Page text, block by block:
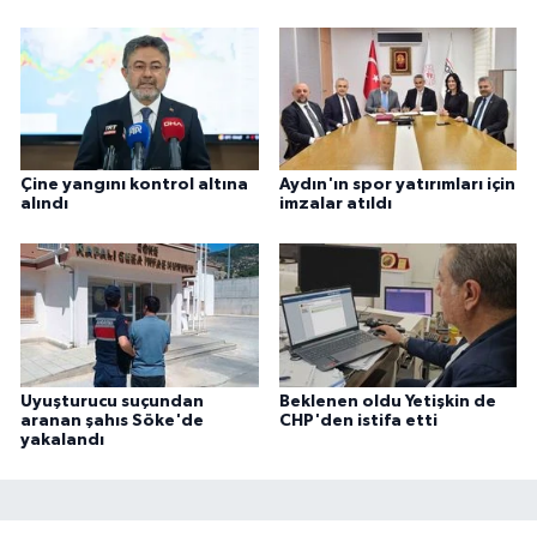
Çine yangını kontrol altına
alındı
Aydın'ın spor yatırımları için
imzalar atıldı
Uyuşturucu suçundan
aranan şahıs Söke'de
yakalandı
Beklenen oldu Yetişkin de
CHP'den istifa etti